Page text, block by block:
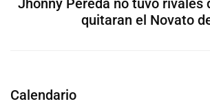
quitaran el Novato
Calendario